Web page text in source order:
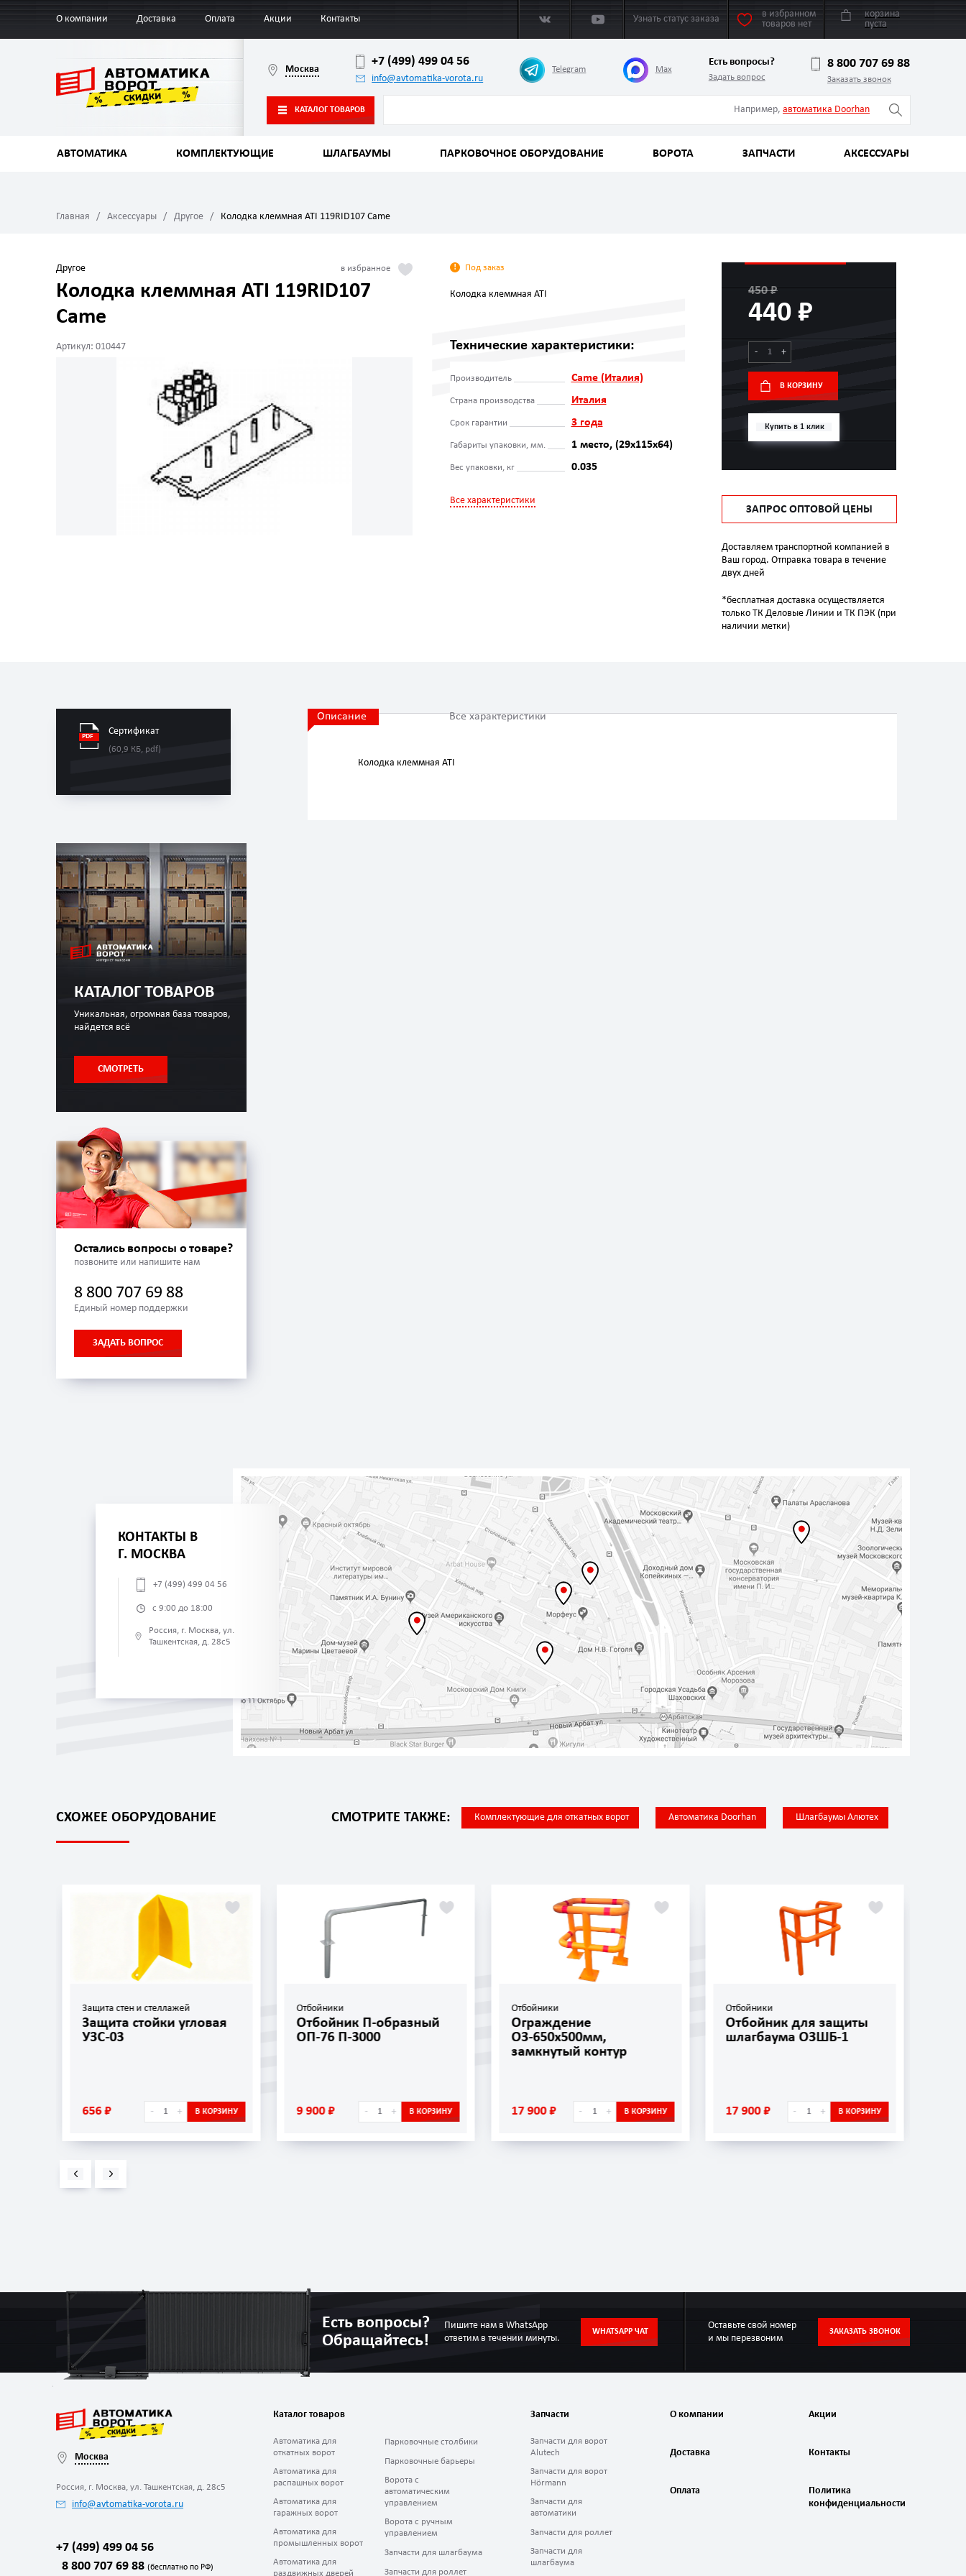
О компании Доставка Оплата Акции Контакты Узнать статус заказа
в избранном
товаров нет
корзина
пуста
Москва
+7 (499) 499 04 56
info@avtomatika-vorota.ru
Telegram Max
Есть вопросы?
Задать вопрос
8 800 707 69 88
Заказать звонок
КАТАЛОГ ТОВАРОВ Например, автоматика Doorhan
АВТОМАТИКА КОМПЛЕКТУЮЩИЕ ШЛАГБАУМЫ ПАРКОВОЧНОЕ ОБОРУДОВАНИЕ ВОРОТА ЗАПЧАСТИ АКСЕССУАРЫ
Главная Аксессуары Другое Колодка клеммная ATI 119RID107 Came
Другое
Колодка клеммная ATI 119RID107
Came
Артикул: 010447
Под заказ
Колодка клеммная ATI
Технические характеристики:
Производитель Came (Италия)
Страна производства Италия
Срок гарантии 3 года
Габариты упаковки, мм. 1 место, (29х115х64)
Вес упаковки, кг 0.035
Все характеристики
450 ₽
440 ₽
- +
В КОРЗИНУ
Купить в 1 клик
ЗАПРОС ОПТОВОЙ ЦЕНЫ
Доставляем транспортной компанией в
Ваш город. Отправка товара в течение
двух дней
*бесплатная доставка осуществляется
только ТК Деловые Линии и ТК ПЭК (при
наличии метки)
Сертификат
(60,9 КБ, pdf)
КАТАЛОГ ТОВАРОВ
Уникальная, огромная база товаров,
найдется всё
СМОТРЕТЬ
Остались вопросы о товаре?
позвоните или напишите нам
8 800 707 69 88
Единый номер поддержки
ЗАДАТЬ ВОПРОС
Описание Все характеристики
Колодка клеммная ATI
КОНТАКТЫ В
Г. МОСКВА
+7 (499) 499 04 56
с 9:00 до 18:00
Россия, г. Москва, ул.
Ташкентская, д. 28с5
СХОЖЕЕ ОБОРУДОВАНИЕ СМОТРИТЕ ТАКЖЕ: Комплектующие для откатных ворот Автоматика Doorhan Шлагбаумы Алютех
Защита стен и стеллажей
Защита стойки угловая
УЗС-03
656 ₽ - + В КОРЗИНУ
Отбойники
Отбойник П-образный
ОП-76 П-3000
9 900 ₽ - + В КОРЗИНУ
Отбойники
Ограждение
ОЗ-650х500мм,
замкнутый контур
17 900 ₽ - + В КОРЗИНУ
Отбойники
Отбойник для защиты
шлагбаума ОЗШБ-1
17 900 ₽ - + В КОРЗИНУ
Есть вопросы?
Обращайтесь!
Пишите нам в WhatsApp
ответим в течении минуты.
WHATSAPP ЧАТ
Оставьте свой номер
и мы перезвоним
ЗАКАЗАТЬ ЗВОНОК
Москва
Россия, г. Москва, ул. Ташкентская, д. 28с5
info@avtomatika-vorota.ru
+7 (499) 499 04 56
8 800 707 69 88 (бесплатно по РФ)
Каталог товаров
Автоматика для
откатных ворот
Автоматика для
распашных ворот
Автоматика для
гаражных ворот
Автоматика для
промышленных ворот
Автоматика для
раздвижных дверей
Парковочные столбики
Парковочные барьеры
Ворота с
автоматическим
управлением
Ворота с ручным
управлением
Запчасти для шлагбаума
Запчасти для роллет
Запчасти
Запчасти для ворот
Alutech
Запчасти для ворот
Hörmann
Запчасти для
автоматики
Запчасти для роллет
Запчасти для
шлагбаума
О компании
Доставка
Оплата
Акции
Контакты
Политика
конфиденциальности